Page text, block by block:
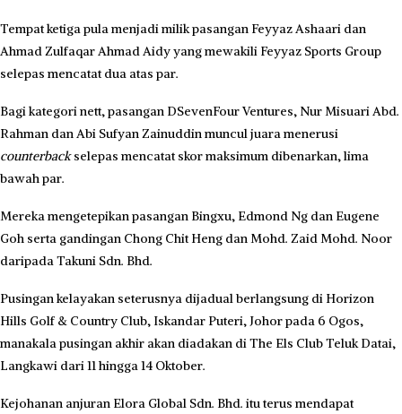
Tempat ketiga pula menjadi milik pasangan Feyyaz Ashaari dan
Ahmad Zulfaqar Ahmad Aidy yang mewakili Feyyaz Sports Group
selepas mencatat dua atas par.
Bagi kategori nett, pasangan DSevenFour Ventures, Nur Misuari Abd.
Rahman dan Abi Sufyan Zainuddin muncul juara menerusi
counterbackselepas mencatat skor maksimum dibenarkan, lima
bawah par.
Mereka mengetepikan pasangan Bingxu, Edmond Ng dan Eugene
Goh serta gandingan Chong Chit Heng dan Mohd. Zaid Mohd. Noor
daripada Takuni Sdn. Bhd.
Pusingan kelayakan seterusnya dijadual berlangsung di Horizon
Hills Golf & Country Club, Iskandar Puteri, Johor pada 6 Ogos,
manakala pusingan akhir akan diadakan di The Els Club Teluk Datai,
Langkawi dari 11 hingga 14 Oktober.
Kejohanan anjuran Elora Global Sdn. Bhd. itu terus mendapat